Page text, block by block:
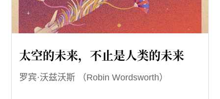
太空的未来，不止是人类的未来
罗宾·沃兹沃斯 （Robin Wordsworth）